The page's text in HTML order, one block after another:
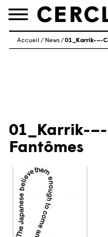
Toggle
Accueil / News/01_Karrik-–-
01_Karrik-
Fantômes